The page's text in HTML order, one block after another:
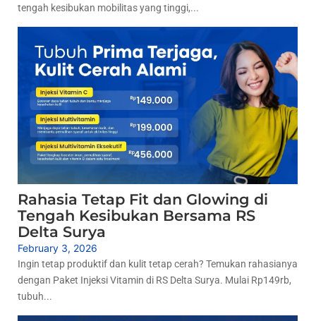
tengah kesibukan mobilitas yang tinggi,...
Rahasia Tetap Fit dan Glowing di
Tengah Kesibukan Bersama RS
Delta Surya
February 3, 2026
Ingin tetap produktif dan kulit tetap cerah? Temukan rahasianya
dengan Paket Injeksi Vitamin di RS Delta Surya. Mulai Rp149rb,
tubuh...